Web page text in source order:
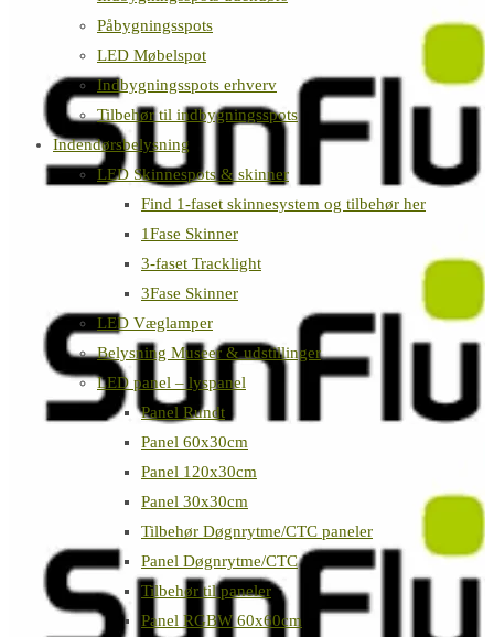
Påbygningsspots
LED Møbelspot
Indbygningsspots erhverv
Tilbehør til indbygningsspots
Indendørsbelysning
LED Skinnespots & skinner
Find 1-faset skinnesystem og tilbehør her
1Fase Skinner
3-faset Tracklight
3Fase Skinner
LED Væglamper
Belysning Museer & udstillinger
LED panel – lyspanel
Panel Rundt
Panel 60x30cm
Panel 120x30cm
Panel 30x30cm
Tilbehør Døgnrytme/CTC paneler
Panel Døgnrytme/CTC
Tilbehør til paneler
Panel RGBW 60x60cm